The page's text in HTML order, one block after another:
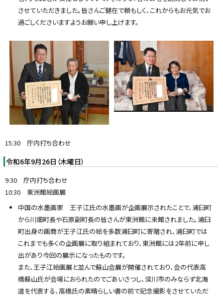
させていただきました。皆さんご健在で頼もしく、これからもお元気でお
過ごしくださいますようお願い申し上げます。
15:30 庁内打ち合わせ
令和6年9月26日（木曜日）
9:30 庁内打ち合わせ
10:30 東洲館絵画展
中国の水墨画家 王子江氏の水墨画が企画展示されたことで、浦臼町
から川畑町長や石原副町長の皆さんが東洲館に来館されました。浦臼
町出身の画商が王子江氏の絵を多数浦臼町に寄贈され、浦臼町では
これまでも多くの企画展に取り組まれており、東洲館には2年前に申し
出があり今回の展示になったものです。
また、王子江絵画展と並んで蘇山会展が開催されており、会の代表高
橋蘇山氏が会場におられたのでごあいさつし、深川市のみならず北海
道を代表する、高橋氏の素晴らしい書の前で記念撮影をさせていただ